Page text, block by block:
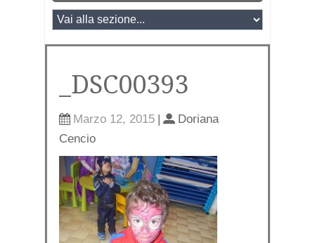
_DSC00393
Marzo 12, 2015 |
Doriana
Cencio